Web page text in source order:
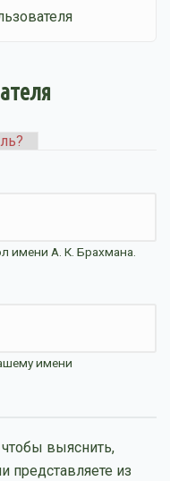
имени А. К. Брахмана.
имени
чтобы выяснить,
представляете из